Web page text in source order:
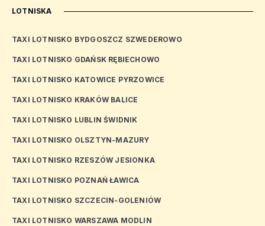
LOTNISKA
TAXI LOTNISKO BYDGOSZCZ SZWEDEROWO
TAXI LOTNISKO GDAŃSK RĘBIECHOWO
TAXI LOTNISKO KATOWICE PYRZOWICE
TAXI LOTNISKO KRAKÓW BALICE
TAXI LOTNISKO LUBLIN ŚWIDNIK
TAXI LOTNISKO OLSZTYN-MAZURY
TAXI LOTNISKO RZESZÓW JESIONKA
TAXI LOTNISKO POZNAŃ ŁAWICA
TAXI LOTNISKO SZCZECIN-GOLENIÓW
TAXI LOTNISKO WARSZAWA MODLIN